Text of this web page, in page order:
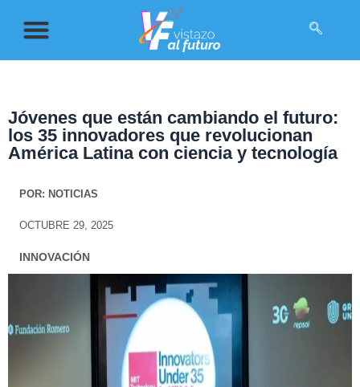
Jóvenes que están cambiando el futuro:
los 35 innovadores que revolucionan
América Latina con ciencia y tecnología
POR: NOTICIAS
OCTUBRE 29, 2025
INNOVACIÓN